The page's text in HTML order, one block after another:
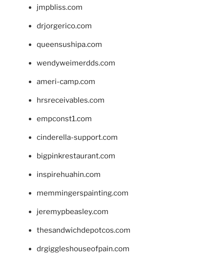
jmpbliss.com
drjorgerico.com
queensushipa.com
wendyweimerdds.com
ameri-camp.com
hrsreceivables.com
empconst1.com
cinderella-support.com
bigpinkrestaurant.com
inspirehuahin.com
memmingerspainting.com
jeremypbeasley.com
thesandwichdepotcos.com
drgiggleshouseofpain.com